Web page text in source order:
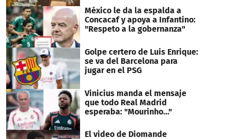
México le da la espalda a
Concacaf y apoya a Infantino:
"Respeto a la gobernanza"
Golpe certero de Luis Enrique:
se va del Barcelona para
jugar en el PSG
Vinicius manda el mensaje
que todo Real Madrid
esperaba: "Mourinho..."
El video de Diomande